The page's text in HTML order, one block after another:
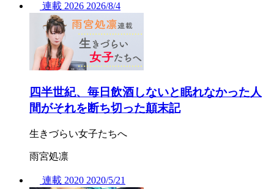
連載 2026 2026/8/4
四半世紀、毎日飲酒しないと眠れなかった人
間がそれを断ち切った顛末記
生きづらい女子たちへ
雨宮処凛
連載 2020 2020/5/21